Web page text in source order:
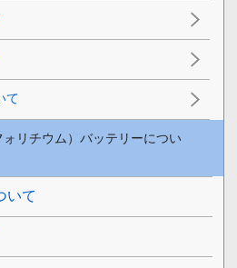
て
リチウム）バッテリーについ
いて